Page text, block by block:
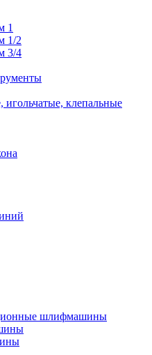
1
1/2
3/4
клепальные
шлифмашины